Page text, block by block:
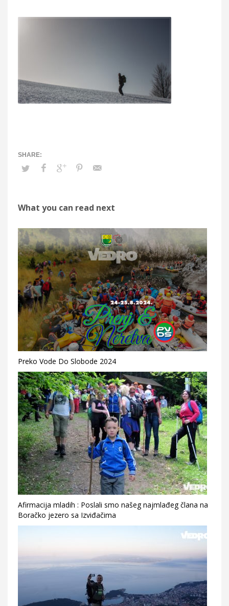
What you can read next
Preko Vode Do Slobode 2024
Afirmacija mladih : Poslali smo našeg najmlađeg člana na
Boračko jezero sa Izviđačima